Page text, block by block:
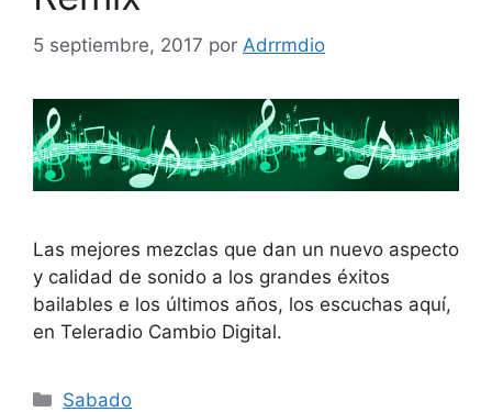
5 septiembre, 2017 por Adrrmdio
Las mejores mezclas que dan un nuevo aspecto
y calidad de sonido a los grandes éxitos
bailables e los últimos años, los escuchas aquí,
en Teleradio Cambio Digital.
Categorías
Sabado